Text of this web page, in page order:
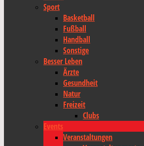
Sport
Basketball
Fußball
Handball
Sonstige
Besser Leben
Ärzte
Gesundheit
Natur
Freizeit
Clubs
Events
Veranstaltungen